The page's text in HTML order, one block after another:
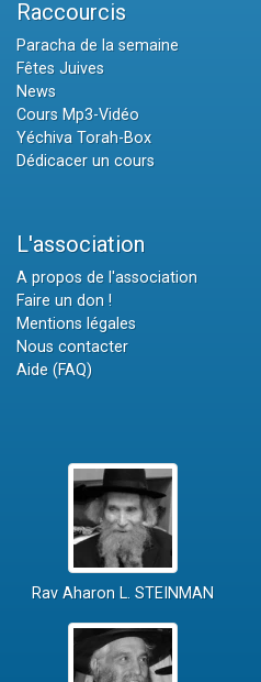
Raccourcis
Paracha de la semaine
Fêtes Juives
News
Cours Mp3-Vidéo
Yéchiva Torah-Box
Dédicacer un cours
L'association
A propos de l'association
Faire un don !
Mentions légales
Nous contacter
Aide (FAQ)
Rav Aharon L. STEINMAN